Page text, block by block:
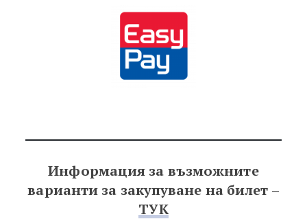
Информация за възможните
варианти за закупуване на билет –
ТУК